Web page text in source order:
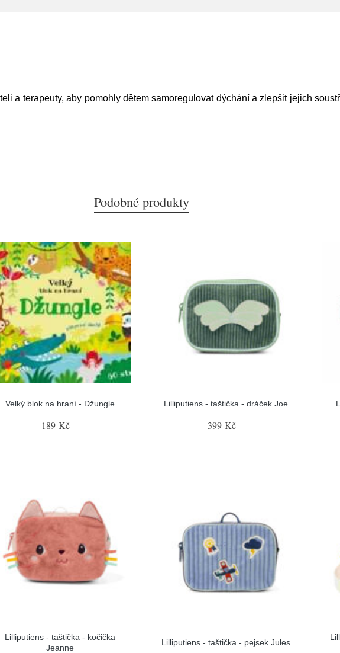
a terapeuty, aby pomohly dětem samoregulovat dýchání a zlepšit jejich
Podobné produkty
Velký blok na hraní - Džungle
189 Kč
Lilliputiens - taštička - dráček Joe
399 Kč
Lilliputiens - taštička - kočička
Jeanne
Lilliputiens - taštička - pejsek Jules